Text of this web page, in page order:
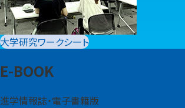
大学研究ワークシート
E-BOOK
進学情報誌・電子書籍版